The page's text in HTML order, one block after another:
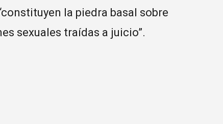
la piedra basal sobre
sexuales traídas a juicio”.